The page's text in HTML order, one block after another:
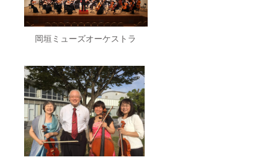
岡垣ミューズオーケストラ